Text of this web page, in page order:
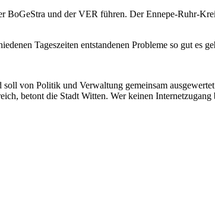
und der VER führen. Der Ennepe-Ruhr-
Tageszeiten entstandenen Probleme so gut es
von Politik und Verwaltung gemeinsam
betont die Stadt Witten. Wer keinen